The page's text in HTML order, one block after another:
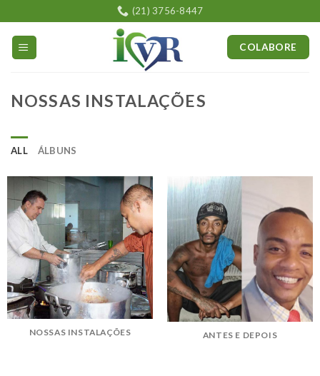
content
(21) 3756-8447
COLABORE
NOSSAS INSTALAÇÕES
ALL ÁLBUNS
NOSSAS INSTALAÇÕES ANTES E DEPOIS